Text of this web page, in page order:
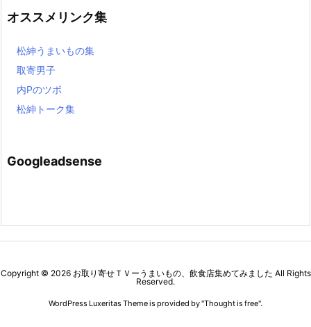
オススメリンク集
松紳うまいもの集
取寄男子
内Pのツボ
松紳トーク集
Googleadsense
Copyright © 2026 お取り寄せＴＶーうまいもの、飲食店集めてみました All Rights
Reserved.
WordPress Luxeritas Theme is provided by "Thought is free".